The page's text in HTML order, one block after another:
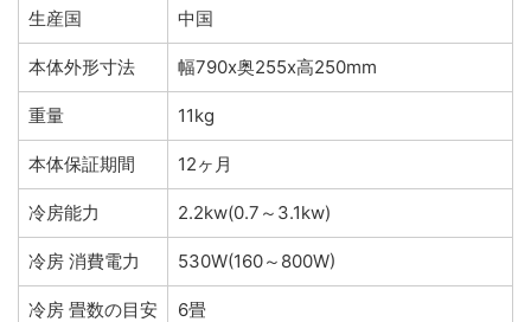
生産国 中国
本体外形寸法 幅790x奥255x高250mm
重量 11kg
本体保証期間 12ヶ月
冷房能力 2.2kw(0.7～3.1kw)
冷房 消費電力 530W(160～800W)
冷房 畳数の目安 6畳